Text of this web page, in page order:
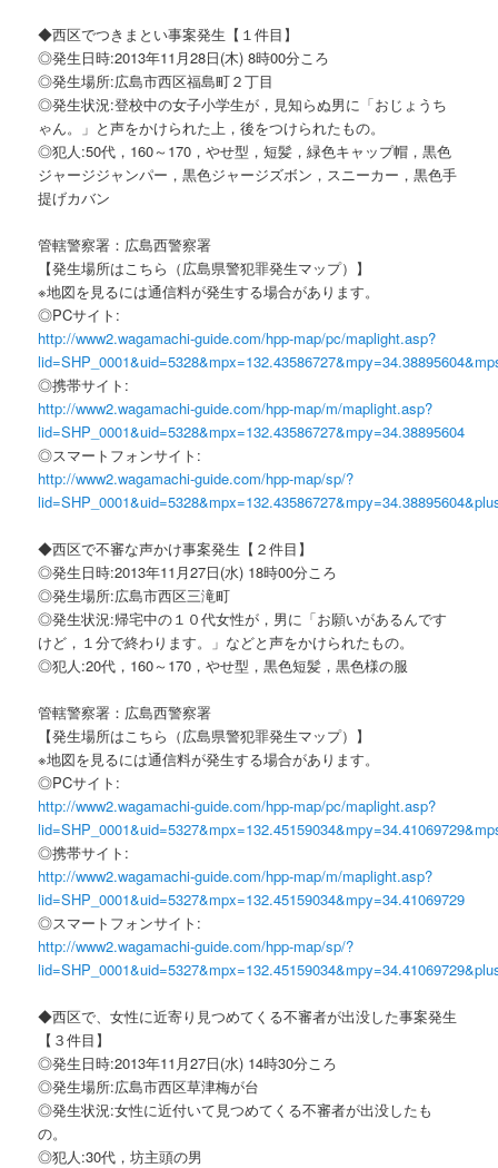
◆西区でつきまとい事案発生【１件目】
◎発生日時:2013年11月28日(木) 8時00分ころ
◎発生場所:広島市西区福島町２丁目
◎発生状況:登校中の女子小学生が，見知らぬ男に「おじょうち
ゃん。」と声をかけられた上，後をつけられたもの。
◎犯人:50代，160～170，やせ型，短髪，緑色キャップ帽，黒色
ジャージジャンパー，黒色ジャージズボン，スニーカー，黒色手
提げカバン
管轄警察署：広島西警察署
【発生場所はこちら（広島県警犯罪発生マップ）】
※地図を見るには通信料が発生する場合があります。
◎PCサイト:
http://www2.wagamachi-guide.com/hpp-map/pc/maplight.asp?
◎携帯サイト:
http://www2.wagamachi-guide.com/hpp-map/m/maplight.asp?
lid=SHP_0001&uid=5328&mpx=132.43586727&mpy=34.38895604
◎スマートフォンサイト:
http://www2.wagamachi-guide.com/hpp-map/sp/?
◆西区で不審な声かけ事案発生【２件目】
◎発生日時:2013年11月27日(水) 18時00分ころ
◎発生場所:広島市西区三滝町
◎発生状況:帰宅中の１０代女性が，男に「お願いがあるんです
けど，１分で終わります。」などと声をかけられたもの。
◎犯人:20代，160～170，やせ型，黒色短髪，黒色様の服
管轄警察署：広島西警察署
【発生場所はこちら（広島県警犯罪発生マップ）】
※地図を見るには通信料が発生する場合があります。
◎PCサイト:
http://www2.wagamachi-guide.com/hpp-map/pc/maplight.asp?
◎携帯サイト:
http://www2.wagamachi-guide.com/hpp-map/m/maplight.asp?
lid=SHP_0001&uid=5327&mpx=132.45159034&mpy=34.41069729
◎スマートフォンサイト:
http://www2.wagamachi-guide.com/hpp-map/sp/?
◆西区で、女性に近寄り見つめてくる不審者が出没した事案発生
【３件目】
◎発生日時:2013年11月27日(水) 14時30分ころ
◎発生場所:広島市西区草津梅が台
◎発生状況:女性に近付いて見つめてくる不審者が出没したも
の。
◎犯人:30代，坊主頭の男